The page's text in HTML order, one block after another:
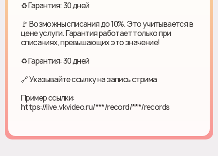
♻ Гарантия: 30 дней
🚩 Возможны списания до 10%. Это учитывается в
цене услуги. Гарантия работает только при
списаниях, превышающих это значение!
♻ Гарантия: 30 дней
🔗 Указывайте ссылку на запись стрима
Пример ссылки:
https://live.vkvideo.ru/***/record/***/records